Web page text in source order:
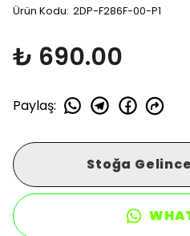
Ürün Kodu: 2DP-F286F-00-P1
₺ 690.00
Paylaş:
Stoğa